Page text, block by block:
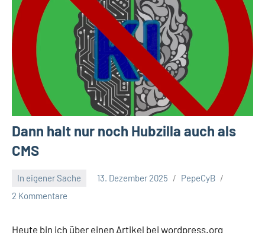
Dann halt nur noch Hubzilla auch als
CMS
In eigener Sache 13. Dezember 2025
PepeCyB
2 Kommentare
Heute bin ich über einen Artikel bei wordpress.org